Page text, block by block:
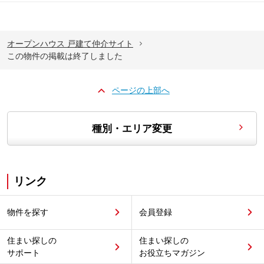
オープンハウス 戸建て仲介サイト
この物件の掲載は終了しました
ページの上部へ
種別・エリア変更
リンク
物件を探す 会員登録
住まい探しの
サポート
住まい探しの
お役立ちマガジン